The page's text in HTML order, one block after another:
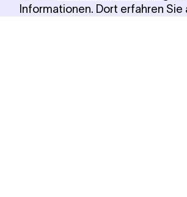
Informationen. Dort erfahren Sie